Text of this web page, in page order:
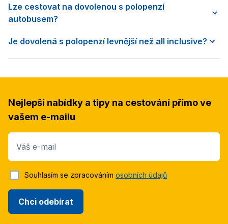
Lze cestovat na dovolenou s polopenzí
autobusem?
Je dovolená s polopenzí levnější než all inclusive?
Nejlepší nabídky a tipy na cestování přímo ve
vašem e-mailu
Váš e-mail
Chci odebírat
Souhlasím se zpracováním osobních údajů